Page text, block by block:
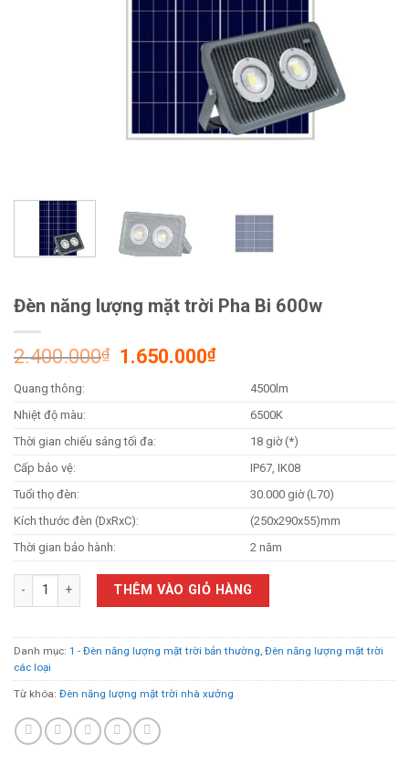
Đèn năng lượng mặt trời Pha Bi 600w
2.400.000₫ 1.650.000₫
Quang thông:
4500lm
Nhiệt độ màu:
6500K
Thời gian chiếu sáng tối đa:
18 giờ (*)
Cấp bảo vệ:
IP67, IK08
Tuổi thọ đèn:
30.000 giờ (L70)
Kích thước đèn (DxRxC):
(250x290x55)mm
Thời gian bảo hành:
2 năm
Đèn năng lượng mặt trời Pha Bi 600w số lượng
THÊM VÀO GIỎ HÀNG
Danh mục: 1 - Đèn năng lượng mặt trời bản thường, Đèn năng lượng mặt trời
các loại
Từ khóa: Đèn năng lượng mặt trời nhà xưởng